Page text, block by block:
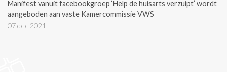
Manifest vanuit facebookgroep ‘Help de huisarts verzuipt’ wordt
aangeboden aan vaste Kamercommissie VWS
07 dec 2021